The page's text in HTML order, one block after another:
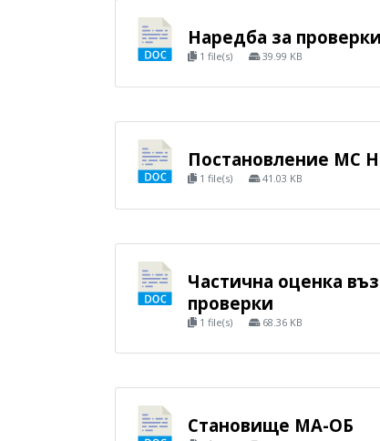
Наредба за проверки
1 file(s) 39.99 KB
Постановление МС
1 file(s) 41.03 KB
Частична оценка
проверки
1 file(s) 68.36 KB
Становище МА-ОБ